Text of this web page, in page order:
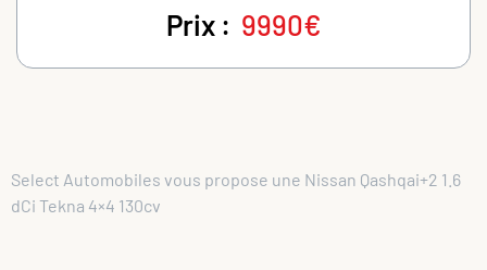
Prix : 9990€
Select Automobiles vous propose une Nissan Qashqai+2 1.6
dCi Tekna 4×4 130cv